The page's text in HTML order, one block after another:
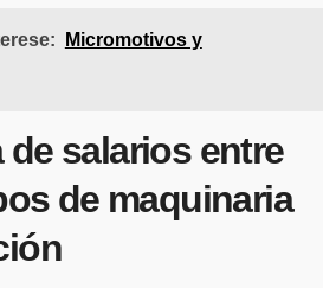
Micromotivos y
salarios entre
de maquinaria